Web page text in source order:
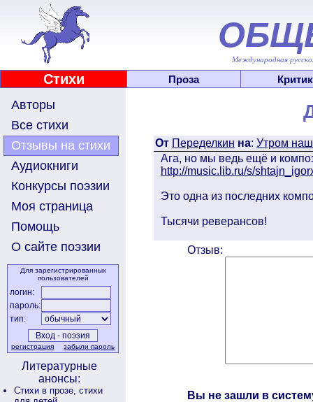
Международная
Стихи Проза
Авторы
Все стихи
Отзывы на стихи
Аудиокниги
Конкурсы поэзии
Моя страница
Помощь
О сайте поэзии
Для зарегистрированных
пользователей
логин:
пароль:
тип:
регистрация забыли пароль
Литературные
анонсы:
Стихи в прозе, стихи
От Переделкин на: Утром
Ага, но мы ведь ещё и
http://music.lib.ru/s/
Это одна из последних
Тысячи реверансов!
Отзыв:
Вы не зашли в